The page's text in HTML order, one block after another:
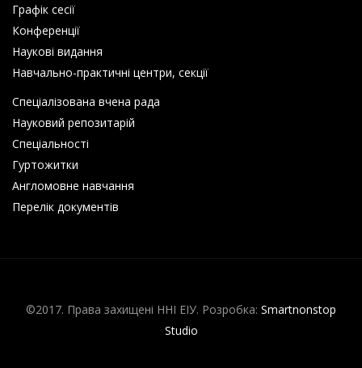
Графік сесії
Конференції
Наукові видання
Навчально-практичні центри, секції
Спеціалізована вчена рада
Науковий репозитарій
Спеціальності
Гуртожитки
Англомовне навчання
Перелік документів
©2017. Права захищені ННІ ЕІУ. Розробка: Smartnonstop
Studio